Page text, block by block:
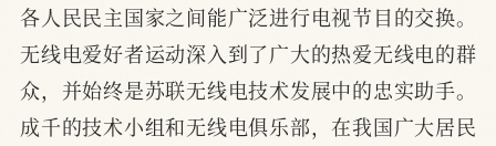
各人民民主国家之间能广泛进行电视节目的交换。
无线电爱好者运动深入到了广大的热爱无线电的群
众，并始终是苏联无线电技术发展中的忠实助手。
成千的技术小组和无线电俱乐部，在我国广大居民